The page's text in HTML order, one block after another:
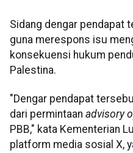
Sidang dengar pendapat
guna merespons isu
konsekuensi hukum
Palestina.
"Dengar pendapat
dari permintaan advisory
PBB," kata Kementerian
platform media sosial X,